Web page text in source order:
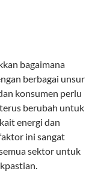
bagaimana
berbagai unsur
konsumen perlu
berubah untuk
energi dan
ini sangat
sektor untuk